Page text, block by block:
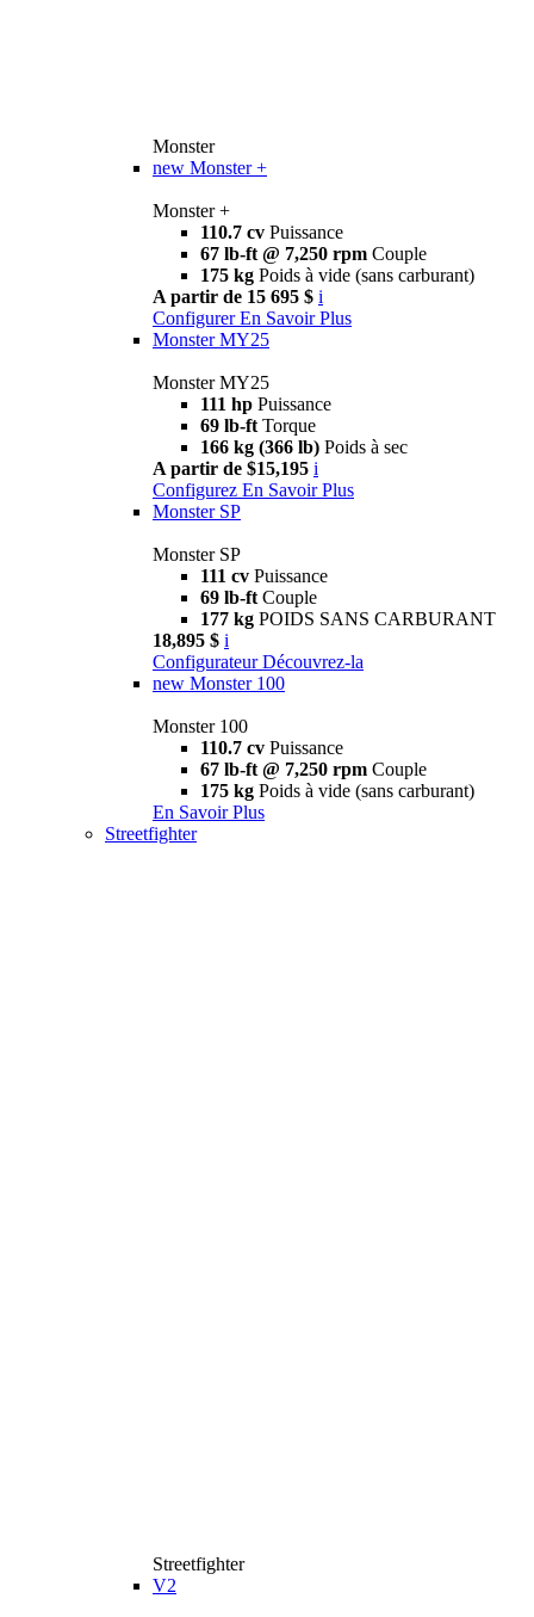
Monster
new Monster +
Monster +
110.7 cv Puissance
67 lb-ft @ 7,250 rpm Couple
175 kg Poids à vide (sans carburant)
A partir de 15 695 $ i
Configurer En Savoir Plus
Monster MY25
Monster MY25
111 hp Puissance
69 lb-ft Torque
166 kg (366 lb) Poids à sec
A partir de $15,195 i
Configurez En Savoir Plus
Monster SP
Monster SP
111 cv Puissance
69 lb-ft Couple
177 kg POIDS SANS CARBURANT
18,895 $ i
Configurateur Découvrez-la
new Monster 100
Monster 100
110.7 cv Puissance
67 lb-ft @ 7,250 rpm Couple
175 kg Poids à vide (sans carburant)
En Savoir Plus
Streetfighter
Streetfighter
V2